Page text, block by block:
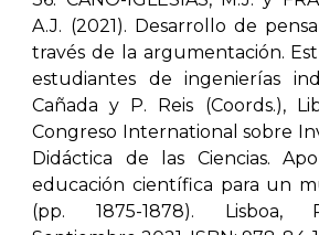
A.J. (2021). Desarrollo de
través de la argumentación.
estudiantes de ingenierías
Cañada y P. Reis (Coords.),
Congreso International sobre
Didáctica de las Ciencias.
educación científica para un
(pp. 1875-1878). Lisboa,